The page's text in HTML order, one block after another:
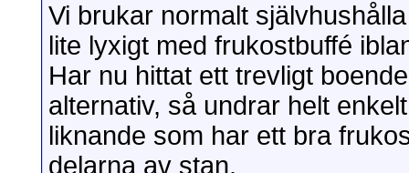
Vi brukar normalt
lite lyxigt med frukostbuffé
Har nu hittat ett trevligt
alternativ, så undrar helt
liknande som har ett bra
delarna av stan.